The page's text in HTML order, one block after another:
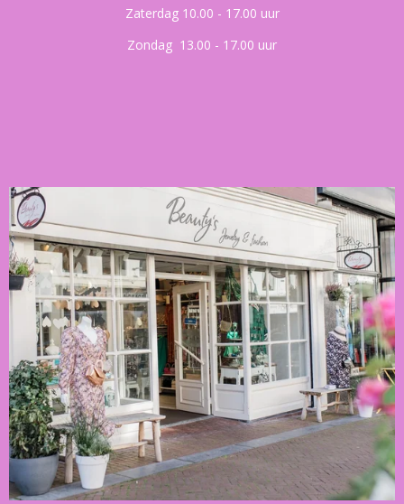
Zaterdag 10.00 - 17.00 uur
Zondag 13.00 - 17.00 uur